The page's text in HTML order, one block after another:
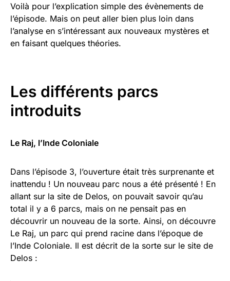
Voilà pour l’explication simple des évènements de
l’épisode. Mais on peut aller bien plus loin dans
l’analyse en s’intéressant aux nouveaux mystères et
en faisant quelques théories.
Les différents parcs
introduits
Le Raj, l’Inde Coloniale
Dans l’épisode 3, l’ouverture était très surprenante et
inattendu ! Un nouveau parc nous a été présenté ! En
allant sur la site de Delos, on pouvait savoir qu’au
total il y a 6 parcs, mais on ne pensait pas en
découvrir un nouveau de la sorte. Ainsi, on découvre
Le Raj, un parc qui prend racine dans l’époque de
l’Inde Coloniale. Il est décrit de la sorte sur le site de
Delos :